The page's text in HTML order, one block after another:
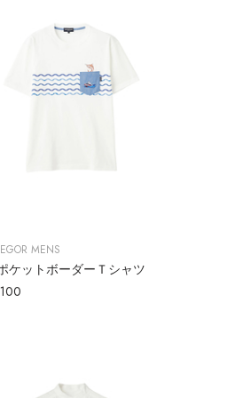
MENS
ケットボーダーＴシャツ